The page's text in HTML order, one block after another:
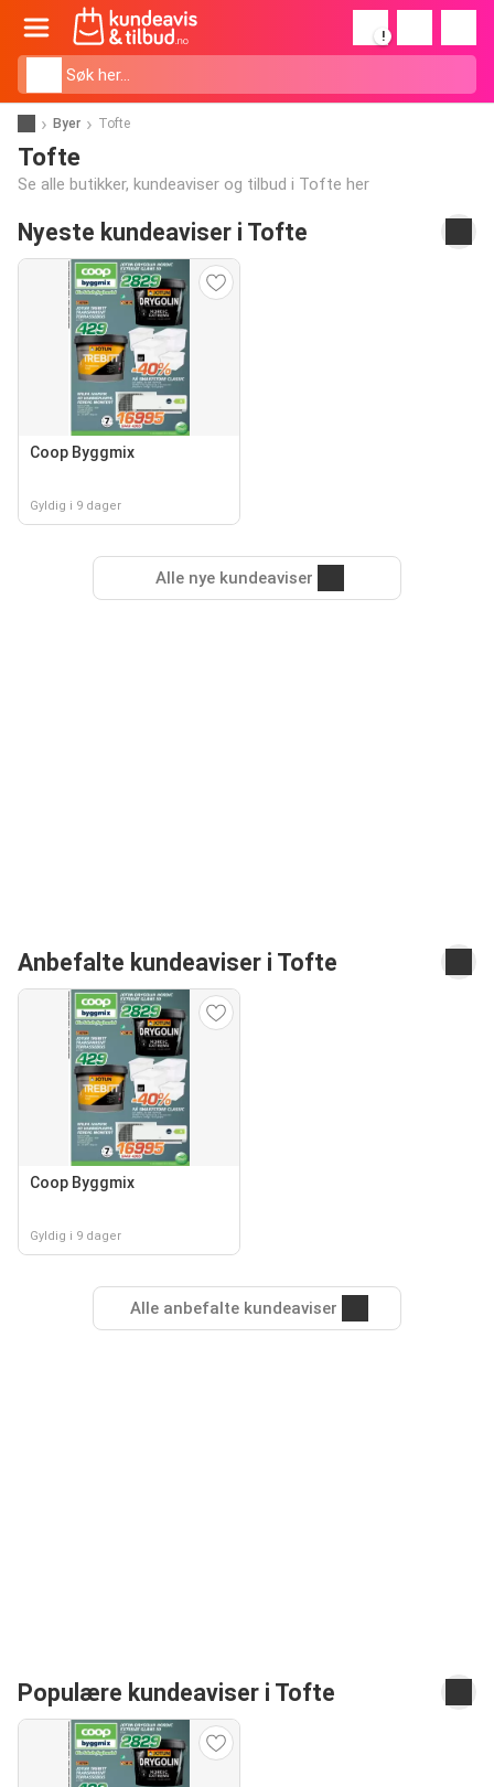
!
Byer Tofte
Tofte
Se alle butikker, kundeaviser og tilbud i Tofte her
Nyeste kundeaviser i Tofte
Coop Byggmix
Gyldig i 9 dager
Alle nye kundeaviser
Anbefalte kundeaviser i Tofte
Coop Byggmix
Gyldig i 9 dager
Alle anbefalte kundeaviser
Populære kundeaviser i Tofte